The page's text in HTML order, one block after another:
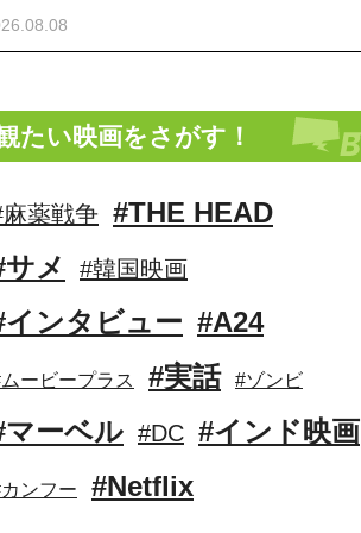
たい映画をさがす！
薬戦争 #THE HEAD
サメ
#韓国映画
インタビュー #A24
ービープラス #実話 #ゾンビ
マーベル #DC #インド映画
ンフー #Netflix